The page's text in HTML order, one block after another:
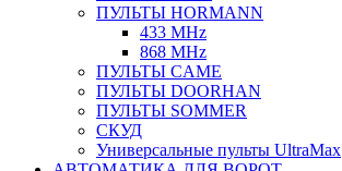
ПУЛЬТЫ HORMANN
433 MHz
868 MHz
ПУЛЬТЫ CAME
ПУЛЬТЫ DOORHAN
ПУЛЬТЫ SOMMER
СКУД
Универсальные пульты UltraMax